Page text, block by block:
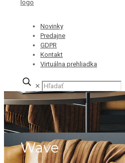
Novinky
Predajne
GDPR
Kontakt
Virtuálna prehliadka
✕
Wave